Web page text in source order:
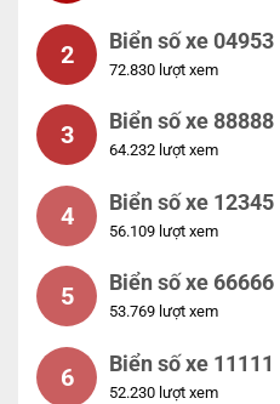
2 Biển số xe 04953
72.830 lượt xem
3 Biển số xe 88888
64.232 lượt xem
4 Biển số xe 12345
56.109 lượt xem
5 Biển số xe 66666
53.769 lượt xem
6 Biển số xe 11111
52.230 lượt xem